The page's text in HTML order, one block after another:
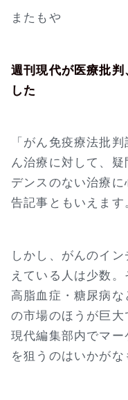
またもや
週刊現代が医療批
した
「がん免疫療法批
ん治療に対して、
デンスのない治療
告記事ともいえます
しかし、がんのイ
えている人は少数
高脂血症・糖尿病
の市場のほうが巨大
現代編集部内でマ
を狙うのはいかが